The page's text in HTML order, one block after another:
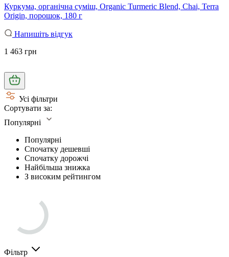
Куркума, органічна суміш, Organic Turmeric Blend, Chai, Terra
Origin, порошок, 180 г
Напишіть відгук
1 463 грн
Усі фільтри
Сортувати за:
Популярні
Популярні
Спочатку дешевші
Спочатку дорожчі
Найбільша знижка
З високим рейтингом
Фільтр